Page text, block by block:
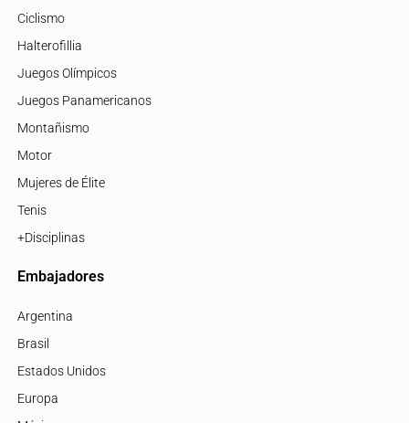
Ciclismo
Halterofillia
Juegos Olímpicos
Juegos Panamericanos
Montañismo
Motor
Mujeres de Élite
Tenis
+Disciplinas
Embajadores
Argentina
Brasil
Estados Unidos
Europa